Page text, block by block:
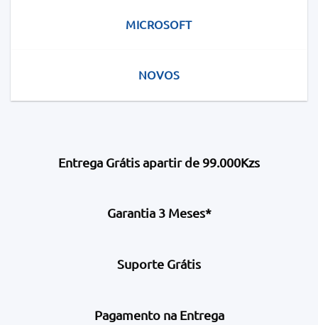
MICROSOFT
NOVOS
Entrega Grátis apartir de 99.000Kzs
Garantia 3 Meses*
Suporte Grátis
Pagamento na Entrega